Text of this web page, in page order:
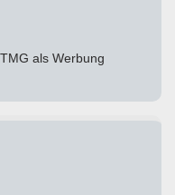
als Werbung